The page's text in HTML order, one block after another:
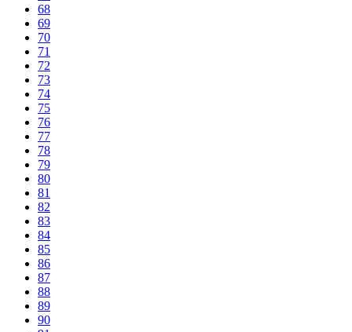
68
69
70
71
72
73
74
75
76
77
78
79
80
81
82
83
84
85
86
87
88
89
90